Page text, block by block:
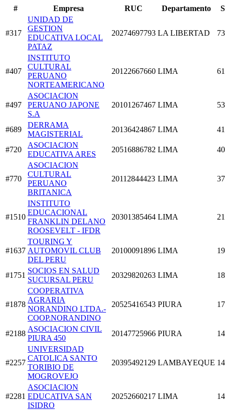
# Empresa RUC Departamento
#317
UNIDAD DE
GESTION
EDUCATIVA LOCAL
PATAZ
20274697793 LA LIBERTAD
#407
INSTITUTO
CULTURAL
PERUANO
NORTEAMERICANO
20122667660 LIMA
#497
ASOCIACION
PERUANO JAPONE
S.A
20101267467 LIMA
#689
DERRAMA
MAGISTERIAL
20136424867 LIMA
#720
ASOCIACION
EDUCATIVA ARES
20516886782 LIMA
#770
ASOCIACION
CULTURAL
PERUANO
BRITANICA
20112844423 LIMA
#1510
INSTITUTO
EDUCACIONAL
FRANKLIN DELANO
ROOSEVELT - IFDR
20301385464 LIMA
#1637
TOURING Y
AUTOMOVIL CLUB
DEL PERU
20100091896 LIMA
#1751
SOCIOS EN SALUD
SUCURSAL PERU
20329820263 LIMA
#1878
COOPERATIVA
AGRARIA
NORANDINO LTDA.-
COOP.NORANDINO
20525416543 PIURA
#2188
ASOCIACION CIVIL
PIURA 450
20147725966 PIURA
#2257
UNIVERSIDAD
CATOLICA SANTO
TORIBIO DE
MOGROVEJO
20395492129 LAMBAYEQUE
#2281
ASOCIACION
EDUCATIVA SAN
ISIDRO
20252660217 LIMA